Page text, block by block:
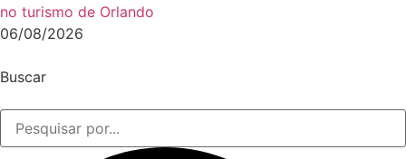
no turismo de Orlando
06/08/2026
Buscar